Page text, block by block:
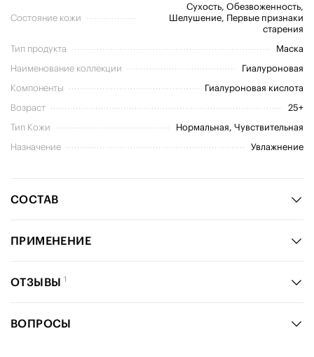
Состояние кожи
Сухость, Обезвоженность,
Шелушение, Первые признаки
старения
Тип продукта
Маска
Наименование коллекции
Гиалуроновая
Компоненты
Гиалуроновая кислота
Возраст
25+
Тип Кожи
Нормальная, Чувствительная
Назначение
Увлажнение
СОСТАВ
ПРИМЕНЕНИЕ
ОТЗЫВЫ 1
ВОПРОСЫ